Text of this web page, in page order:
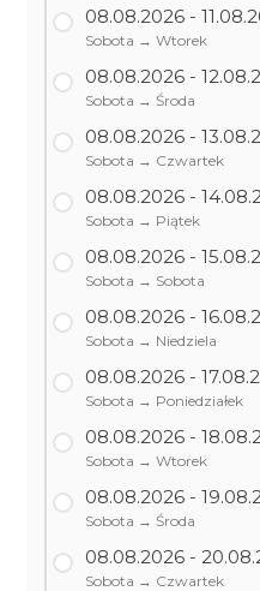
08.08.2026 -
Sobota → Wtorek
08.08.2026 -
Sobota → Środa
08.08.2026 -
Sobota → Czwartek
08.08.2026 -
Sobota → Piątek
08.08.2026 -
Sobota → Sobota
08.08.2026 -
Sobota → Niedziela
08.08.2026 -
Sobota → Poniedziałek
08.08.2026 -
Sobota → Wtorek
08.08.2026 -
Sobota → Środa
08.08.2026 -
Sobota → Czwartek